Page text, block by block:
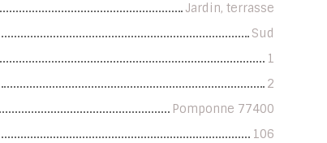
Jardin, terrasse
Sud
1
2
Pomponne 77400
106